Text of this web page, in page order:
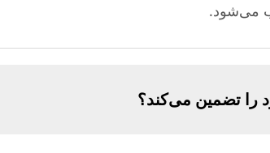
می‌شود.
را تضمین می‌کند؟